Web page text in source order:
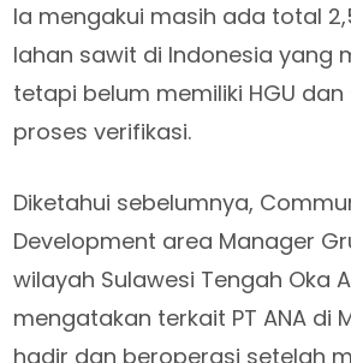
Ia mengakui masih ada total
lahan sawit di Indonesia yang
tetapi belum memiliki HGU
proses verifikasi.
Diketahui sebelumnya,
Development area Manager
wilayah Sulawesi Tengah Oka
mengatakan terkait PT ANA di
hadir dan beroperasi setelah